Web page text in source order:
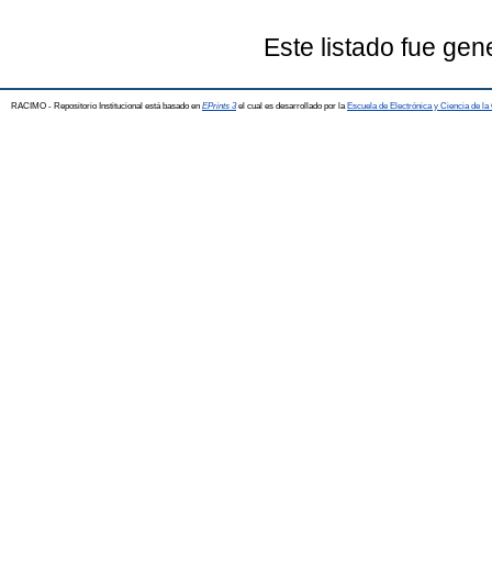
Este listado fue
RACIMO - Repositorio Institucional está basado en EPrints 3el cual es desarrollado por la Escuela de Electrónica y Ciencia de la